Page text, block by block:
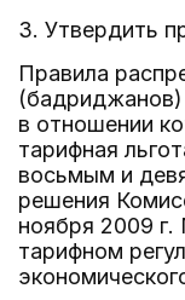
3. Утвердить
Правила
(бадриджанов)
в отношении
тарифная
восьмым и
решения
ноября 2009
тарифном